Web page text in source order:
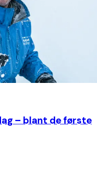
– blant de første